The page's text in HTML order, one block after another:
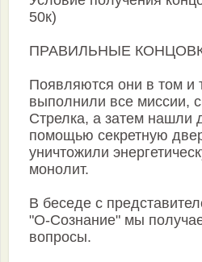
50к)
ПРАВИЛЬНЫЕ
Появляются они в том и
выполнили все миссии,
Стрелка, а затем нашли
помощью секретную
уничтожили
монолит.
В беседе с
"О-Сознание" мы
вопросы.